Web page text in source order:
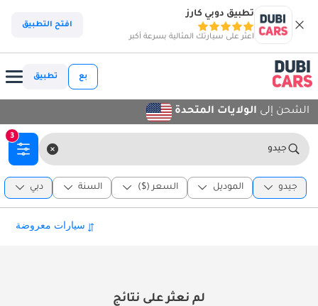
تطبيق دوبي كارز
اعثر على سيارتك المثالية بسرعة أكبر
افتح التطبيق
بع تطبيق
الشحن إلى الولايات المتحدة
جيدو
3
جيدو الموديل السعر ($) السنة دبي
لم نعثر على نتائج